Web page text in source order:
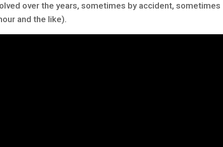
over the years, sometimes by accident, sometimes
and the like).